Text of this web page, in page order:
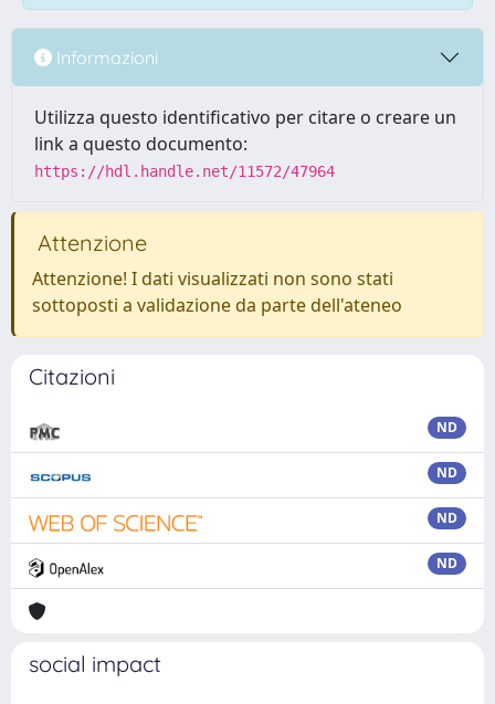
Informazioni
Utilizza questo identificativo per citare o creare un
link a questo documento:
https://hdl.handle.net/11572/47964
Attenzione
Attenzione! I dati visualizzati non sono stati
sottoposti a validazione da parte dell'ateneo
Citazioni
ND
ND
ND
ND
social impact